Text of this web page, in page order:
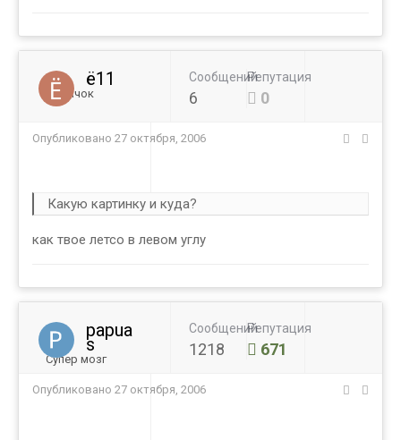
ё11
Новичок
Сообщений
6
Репутация
0
Опубликовано 27 октября, 2006
Какую картинку и куда?
как твое летсо в левом углу
papua
s
Супер мозг
Сообщений
1218
Репутация
671
Опубликовано 27 октября, 2006